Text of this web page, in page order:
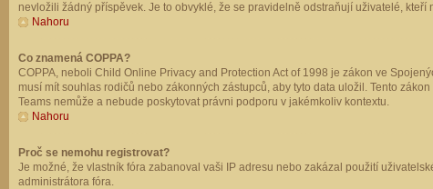
nevložili žádný příspěvek. Je to obvyklé, že se pravidelně odstraňují uživatelé,
Nahoru
Co znamená COPPA?
COPPA, neboli Child Online Privacy and Protection Act of 1998 je zákon ve
musí mít souhlas rodičů nebo zákonných zástupců, aby tyto data uložil. Tento
Teams nemůže a nebude poskytovat právni podporu v jakémkoliv kontextu.
Nahoru
Proč se nemohu registrovat?
Je možné, že vlastník fóra zabanoval vaši IP adresu nebo zakázal použití
administrátora fóra.